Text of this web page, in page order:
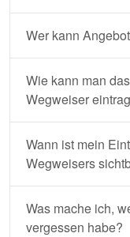
Wer kann
Wie kann man
Wegweiser
Wann ist mein
Wegweisers
Was mache ich,
vergessen habe?